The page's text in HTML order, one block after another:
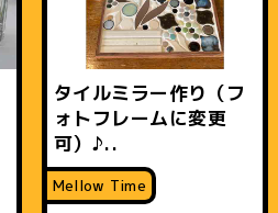
タイルミラー作り（フ
ォトフレームに変更
可）♪..
Mellow Time